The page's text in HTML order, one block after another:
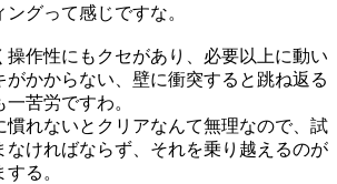
グって感じですな。
操作性にもクセがあり、必要以上に動い
がかからない、壁に衝突すると跳ね返る
苦労ですわ。
慣れないとクリアなんて無理なので、試
なければならず、それを乗り越えるのが
る。